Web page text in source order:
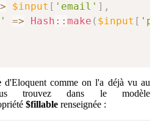
$input [ 'email' ] ,
=> Hash :: make ( $input [
d'Eloquent comme on l'a déjà vu au
trouvez dans le modèle
$fillable renseignée :